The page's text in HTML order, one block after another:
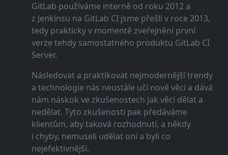
GitLab používáme interně od roku 2012 a
z Jenkinsu na GitLab CI jsme přešli v roce 2013,
tedy prakticky v momentě zveřejnění první
verze tehdy samostatného produktu GitLab CI
Server.
Následovat a praktikovat nejmodernější trendy
a technologie nás neustále učí nové věci a dává
nám náskok ve zkušenostech jak věci dělat a
nedělat. Tyto zkušenosti pak předáváme
klientům, aby taková rozhodnutí, a někdy
i chyby, nemuseli udělat oni a byli co
nejefektivnější.